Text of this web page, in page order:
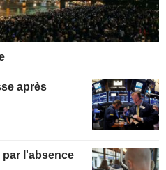
après
par l'absence